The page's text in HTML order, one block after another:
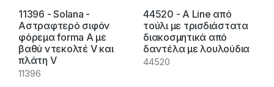
11396 - Solana -
Αστραφτερό σιφόν
φόρεμα forma A με
βαθύ ντεκολτέ V και
πλάτη V
11396
44520 - A Line από
τούλι με τρισδιάστατα
διακοσμητικά από
δαντέλα με λουλούδια
44520